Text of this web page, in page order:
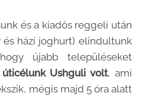
és a kiadós reggeli után
és házi joghurt) elindultunk
újabb településeket
úticélunk Ushguli volt, ami
mégis majd 5 óra alatt